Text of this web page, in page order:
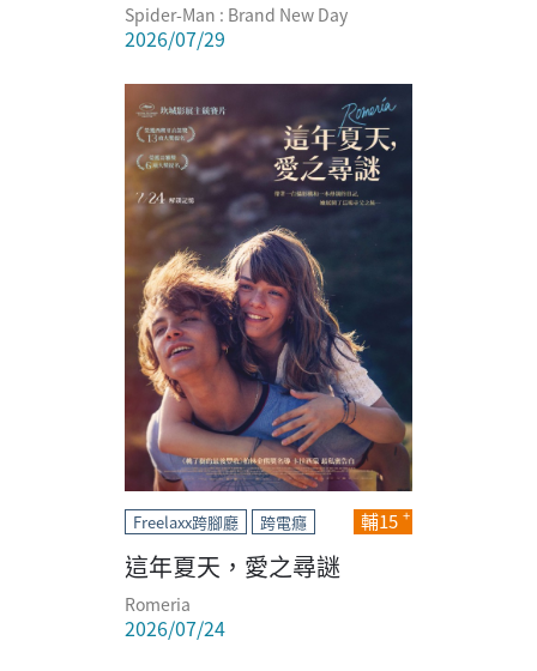
Spider-Man : Brand New Day
2026/07/29
Freelaxx跨腳廳 跨電癮 輔15
這年夏天，愛之尋謎
Romeria
2026/07/24